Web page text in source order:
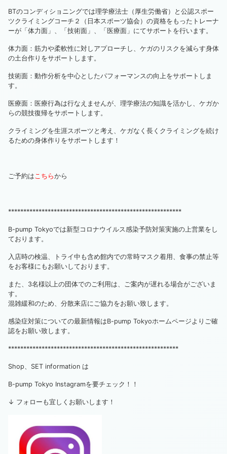
BTのコンディショニングでは理学療法士（厚生労働省）と公認スポー
ツクライミングコーチ２（日本スポーツ協会）の資格をもったトレーナ
ーが「体力面」、「技術面」、「医療面」にてサポートを行います。
体力面：筋力や柔軟性に対しアプローチし、ケガのリスクを減らす身体
の土台作りをサポートします。
技術面：動作分析を中心としたパフォーマンスの向上をサポートしま
す。
医療面：医療行為は行なえませんが、理学療法の知識を活かし、ケガか
らの競技復帰をサポートします。
クライミングを生涯スポーツと考え、ケガなく長くクライミングを続け
るための身体作りをサポートします！
ご予約はこちらから
*********************************************************
B-pump Tokyoでは新型コロナウイルス感染予防対策実施の上営業をし
ております。
入店時の検温、トライ中も含め館内での常時マスク着用、食事の禁止等
をお客様にもお願いしております。
また、3名様以上の団体でのご利用は、ご案内が遅れる場合がございま
す。
混雑緩和のため、分散来店にご協力をお願い致します。
感染症対策についての最新情報はB-pump Tokyoホームページよりご確
認をお願い致します。
********************************************************
Shop、SET information は
B-pump Tokyo Instagramを要チェック！！
↓ フォローも宜しくお願いします！